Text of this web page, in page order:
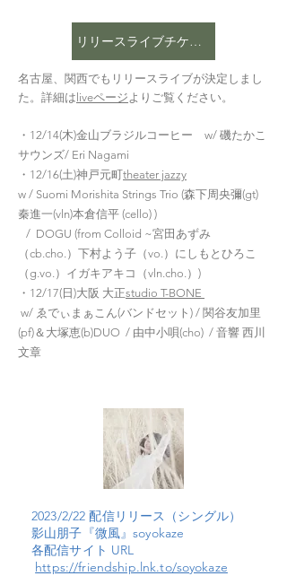
リリースライブチケット
​名古屋、関西でもリリースライブが決定しまし
た。詳細は liveページよりご覧ください。
・12/14(木)金山ブラジルコーヒー w/ 磯たかこ
サウンズ/ Eri Nagami
・12/16(土)神戸元町theater jazzy
w / Suomi Morishita Strings Trio (森下周央彌(gt)
秦進一(vln)本倉信平 (cello) )
/ DOGU (from Colloid ~宮田あずみ
（cb.cho.）下村よう子（vo.）にしもとひろこ
（g.vo.）イガキアキコ（vln.cho.）)
・12/17(日)大阪 大正studio T-BONE
w/ ゑでぃまぁこん(バンドセット) / 関谷友加里
(pf)＆大塚恵(b)DUO / 由中小唄(cho) / 音響 西川
文章
2023/2/22 配信リリース（シングル）
影山朋子『微風』soyokaze
各配信サイト URL
https://friendship.lnk.to/soyokaze